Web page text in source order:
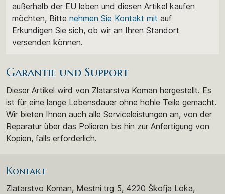
außerhalb der EU leben und diesen Artikel kaufen
möchten, Bitte nehmen Sie Kontakt mit auf
Erkundigen Sie sich, ob wir an Ihren Standort
versenden können.
Garantie und Support
Dieser Artikel wird von Zlatarstva Koman hergestellt. Es
ist für eine lange Lebensdauer ohne hohle Teile gemacht.
Wir bieten Ihnen auch alle Serviceleistungen an, von der
Reparatur über das Polieren bis hin zur Anfertigung von
Kopien, falls erforderlich.
Kontakt
Zlatarstvo Koman, Mestni trg 5, 4220 Škofja Loka,